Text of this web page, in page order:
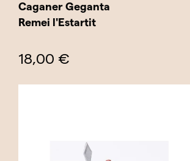
Caganer Geganta
Remei l'Estartit
18,00 €